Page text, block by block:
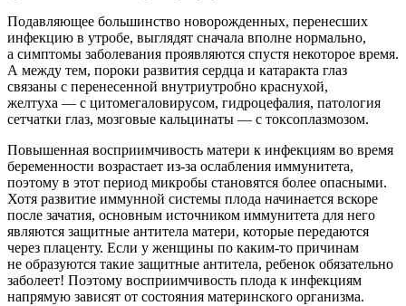
Подавляющее большинство новорожденных, перенесших
инфекцию в утробе, выглядят сначала вполне нормально,
а симптомы заболевания проявляются спустя некоторое время.
А между тем, пороки развития сердца и катаракта глаз
связаны с перенесенной внутриутробно краснухой,
желтуха — с цитомегаловирусом, гидроцефалия, патология
сетчатки глаз, мозговые кальцинаты — с токсоплазмозом.
Повышенная восприимчивость матери к инфекциям во время
беременности возрастает из-за ослабления иммунитета,
поэтому в этот период микробы становятся более опасными.
Хотя развитие иммунной системы плода начинается вскоре
после зачатия, основным источником иммунитета для него
являются защитные антитела матери, которые передаются
через плаценту. Если у женщины по каким-то причинам
не образуются такие защитные антитела, ребенок обязательно
заболеет! Поэтому восприимчивость плода к инфекциям
напрямую зависят от состояния материнского организма.